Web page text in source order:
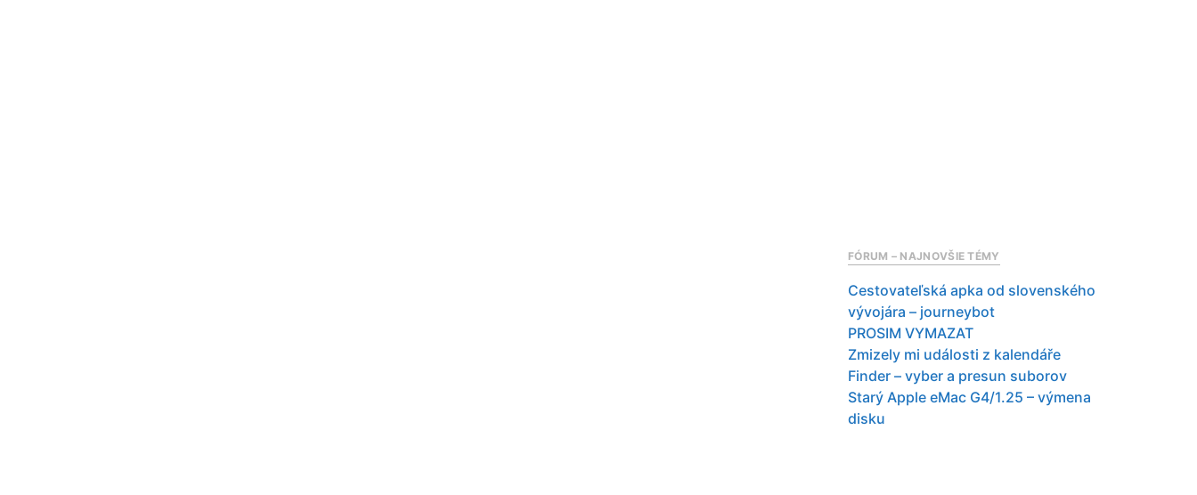
FÓRUM – NAJNOVŠIE TÉMY
Cestovateľská apka od slovenského
vývojára – journeybot
PROSIM VYMAZAT
Zmizely mi události z kalendáře
Finder – vyber a presun suborov
Starý Apple eMac G4/1.25 – výmena
disku